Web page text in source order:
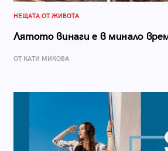
НЕЩАТА ОТ ЖИВОТА
Лятото винаги е в минало
ОТ КАТИ МИКОВА